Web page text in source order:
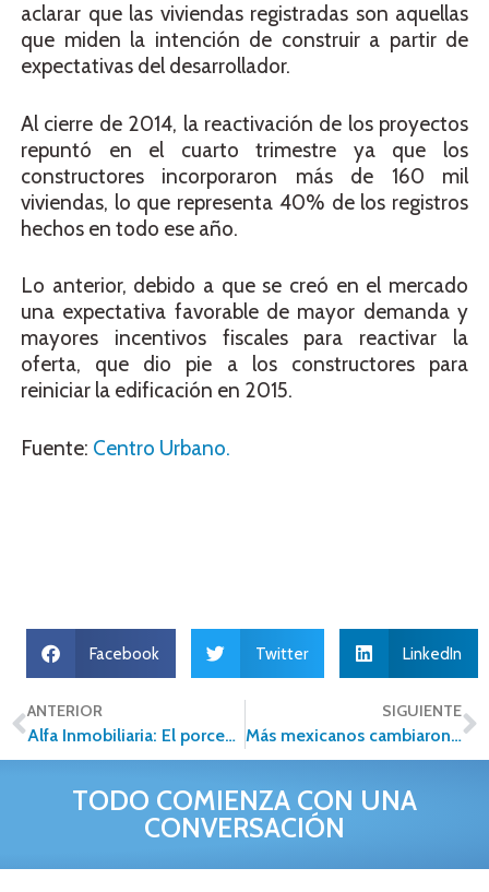
aclarar que las viviendas registradas son aquellas
que miden la intención de construir a partir de
expectativas del desarrollador.
Al cierre de 2014, la reactivación de los proyectos
repuntó en el cuarto trimestre ya que los
constructores incorporaron más de 160 mil
viviendas, lo que representa 40% de los registros
hechos en todo ese año.
Lo anterior, debido a que se creó en el mercado
una expectativa favorable de mayor demanda y
mayores incentivos fiscales para reactivar la
oferta, que dio pie a los constructores para
reiniciar la edificación en 2015.
Fuente: Centro Urbano.
Facebook Twitter LinkedIn
ANTERIOR
Alfa Inmobiliaria: El porcentaje extra de calidad que un negocio necesita
SIGUIENTE
Más mexicanos cambiaron de hipoteca
TODO COMIENZA CON UNA
CONVERSACIÓN